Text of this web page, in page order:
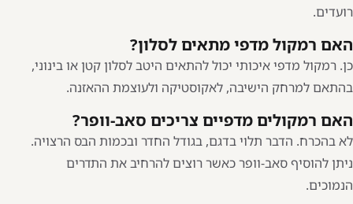
רועדים.
האם רמקול מדפי מתאים לסלון?
כן. רמקול מדפי איכותי יכול להתאים היטב לסלון קטן או בינוני,
בהתאם למרחק הישיבה, לאקוסטיקה ולעוצמת ההאזנה.
האם רמקולים מדפיים צריכים סאב-וופר?
לא בהכרח. הדבר תלוי בדגם, בגודל החדר ובכמות הבס הרצויה.
ניתן להוסיף סאב-וופר כאשר רוצים להרחיב את התדרים
הנמוכים.